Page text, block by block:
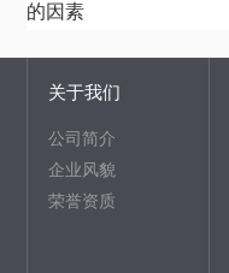
的因素
关于我们
公司简介
企业风貌
荣誉资质